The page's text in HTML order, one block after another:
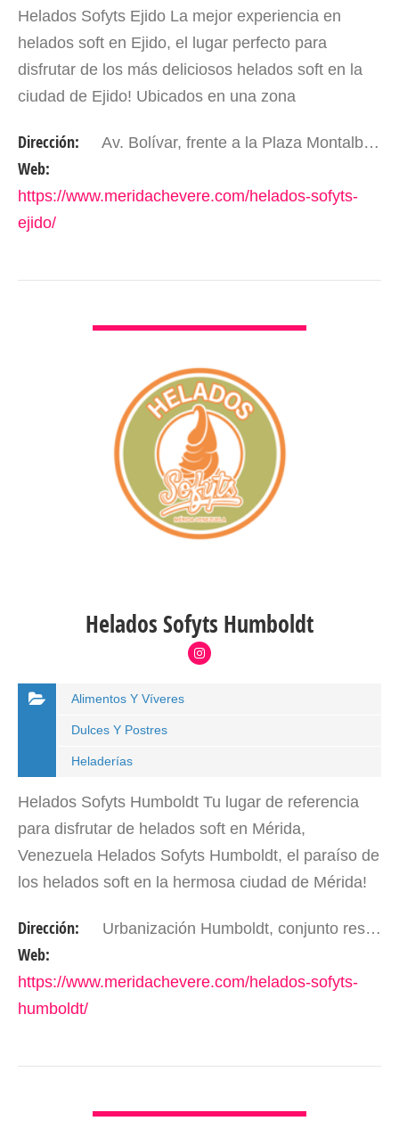
Helados Sofyts Ejido La mejor experiencia en
helados soft en Ejido, el lugar perfecto para
disfrutar de los más deliciosos helados soft en la
ciudad de Ejido! Ubicados en una zona
Ejido, nos…
Dirección: Av. Bolívar, frente a la Plaza Montalbán. Ejido- Edo, Mérida. Venezuela
Web:
https://www.meridachevere.com/helados-sofyts-
ejido/
Helados Sofyts Humboldt
Alimentos Y Víveres
Dulces Y Postres
Heladerías
Helados Sofyts Humboldt Tu lugar de referencia
para disfrutar de helados soft en Mérida,
Venezuela Helados Sofyts Humboldt, el paraíso de
los helados soft en la hermosa ciudad de Mérida!
ofrecerte la mejor…
Dirección: Urbanización Humboldt, conjunto residencial Santa Filomena. Mérida- Edo, Mérida. Venezuela
Web:
https://www.meridachevere.com/helados-sofyts-
humboldt/